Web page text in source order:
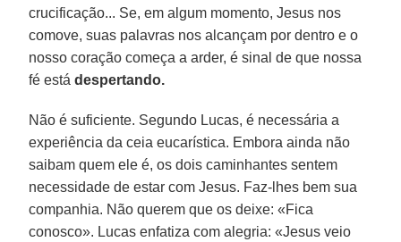
crucificação... Se, em algum momento, Jesus nos
comove, suas palavras nos alcançam por dentro e o
nosso coração começa a arder, é sinal de que nossa
fé estádespertando.
Não é suficiente. Segundo Lucas, é necessária a
experiência da ceia eucarística. Embora ainda não
saibam quem ele é, os dois caminhantes sentem
necessidade de estar com Jesus. Faz-lhes bem sua
companhia. Não querem que os deixe: «Fica
conosco». Lucas enfatiza com alegria: «Jesus veio